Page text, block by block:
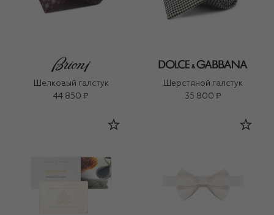
Шелковый галстук
44 850 ₽
Шерстяной галстук
35 800 ₽